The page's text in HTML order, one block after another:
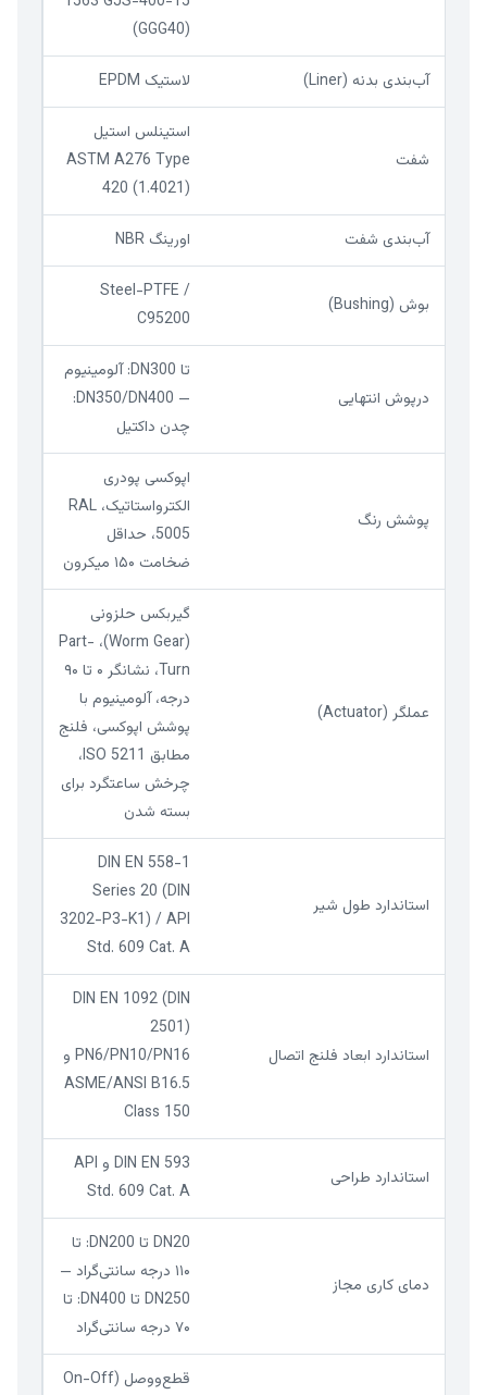
(GGG40)
آب‌بندی بدنه (Liner) لاستیک EPDM
شفت
استینلس استیل
ASTM A276 Type
420 (1.4021)
آب‌بندی شفت اورینگ NBR
بوش (Bushing)
Steel-PTFE /
C95200
درپوش انتهایی
تا DN300: آلومینیوم
— DN350/DN400:
چدن داکتیل
پوشش رنگ
اپوکسی پودری
الکترواستاتیک، RAL
5005، حداقل
ضخامت ۱۵۰ میکرون
عملگر (Actuator)
گیربکس حلزونی
(Worm Gear)، Part-
Turn، نشانگر ۰ تا ۹۰
درجه، آلومینیوم با
پوشش اپوکسی، فلنج
مطابق ISO 5211،
چرخش ساعتگرد برای
بسته شدن
استاندارد طول شیر
DIN EN 558-1
Series 20 (DIN
3202-P3-K1) / API
Std. 609 Cat. A
استاندارد ابعاد فلنج اتصال
DIN EN 1092 (DIN
2501)
PN6/PN10/PN16 و
ASME/ANSI B16.5
Class 150
استاندارد طراحی
DIN EN 593 و API
Std. 609 Cat. A
دمای کاری مجاز
DN20 تا DN200: تا
۱۱۰ درجه سانتی‌گراد —
DN250 تا DN400: تا
۷۰ درجه سانتی‌گراد
قطع‌ووصل (On-Off